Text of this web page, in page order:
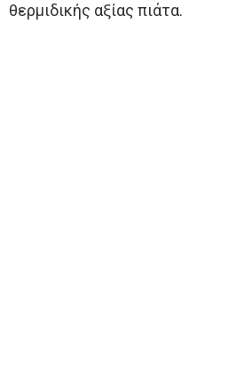
θερμιδικής αξίας πιάτα.